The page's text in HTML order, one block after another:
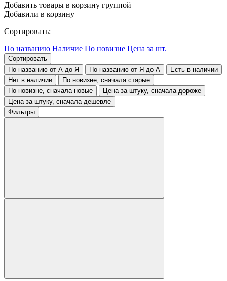
Добавить товары в корзину группой
Добавили в корзину
Сортировать:
По названию Наличие По новизне Цена за шт.
Сортировать
По названию от А до Я
По названию от Я до А
Есть в наличии
Нет в наличии
По новизне, сначала старые
По новизне, сначала новые
Цена за штуку, сначала дороже
Цена за штуку, сначала дешевле
Фильтры